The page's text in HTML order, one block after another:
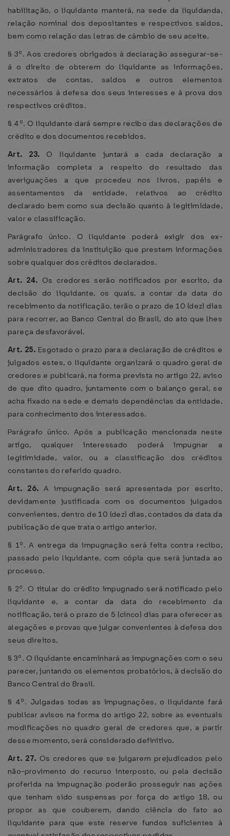
habilitação, o liquidante manterá, na sede da liquidanda,
relação nominal dos depositantes e respectivos saldos,
bem como relação das letras de câmbio de seu aceite.
§ 3º. Aos credores obrigados à declaração assegurar-se-
á o direito de obterem do liquidante as informações,
extratos de contas, saldos e outros elementos
necessários à defesa dos seus interesses e à prova dos
respectivos créditos.
§ 4º. O liquidante dará sempre recibo das declarações de
crédito e dos documentos recebidos.
Art. 23. O liquidante juntará a cada declaração a
informação completa a respeito do resultado das
averiguações a que procedeu nos livros, papéis e
assentamentos da entidade, relativos ao crédito
declarado bem como sua decisão quanto à legitimidade,
valor e classificação.
Parágrafo único. O liquidante poderá exigir dos ex-
administradores da instituição que prestem informações
sobre qualquer dos créditos declarados.
Art. 24. Os credores serão notificados por escrito, da
decisão do liquidante, os quais, a contar da data do
recebimento da notificação, terão o prazo de 10 (dez) dias
para recorrer, ao Banco Central do Brasil, do ato que lhes
pareça desfavorável.
Art. 25. Esgotado o prazo para a declaração de créditos e
julgados estes, o liquidante organizará o quadro geral de
credores e publicará, na forma prevista no artigo 22, aviso
de que dito quadro, juntamente com o balanço geral, se
acha fixado na sede e demais dependências da entidade,
para conhecimento dos interessados.
Parágrafo único. Após a publicação mencionada neste
artigo, qualquer interessado poderá impugnar a
legitimidade, valor, ou a classificação dos créditos
constantes do referido quadro.
Art. 26.A impugnação será apresentada por escrito,
devidamente justificada com os documentos julgados
convenientes, dentro de 10 (dez) dias, contados da data da
publicação de que trata o artigo anterior.
§ 1º. A entrega da impugnação será feita contra recibo,
passado pelo liquidante, com cópia que será juntada ao
processo.
§ 2º. O titular do crédito impugnado será notificado pelo
liquidante e, a contar da data do recebimento da
notificação, terá o prazo de 5 (cinco) dias para oferecer as
alegações e provas que julgar convenientes à defesa dos
seus direitos.
§ 3º. O liquidante encaminhará as impugnações com o seu
parecer, juntando os elementos probatórios, à decisão do
Banco Central do Brasil.
§ 4º. Julgadas todas as impugnações, o liquidante fará
publicar avisos na forma do artigo 22, sobre as eventuais
modificações no quadro geral de credores que, a partir
desse momento, será considerado definitivo.
Art. 27. Os credores que se julgarem prejudicados pelo
não-provimento do recurso interposto, ou pela decisão
proferida na impugnação poderão prosseguir nas ações
que tenham sido suspensas por força do artigo 18, ou
propor as que couberem, dando ciência do fato ao
liquidante para que este reserve fundos suficientes à